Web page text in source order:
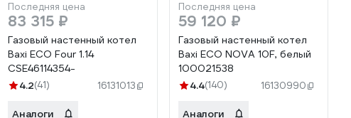
Последняя цена
83 315 ₽
Газовый настенный котел
Baxi ECO Four 1.14
CSE46114354-
4.2(41) 16131013
Аналоги
Последняя цена
59 120 ₽
Газовый настенный котел
Baxi ECO NOVA 10F, белый
100021538
4.4(140) 16130990
Аналоги